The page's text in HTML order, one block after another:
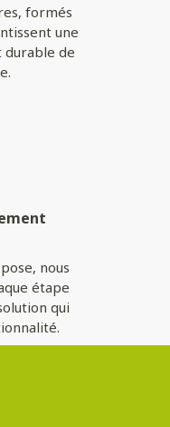
formés
une
durable de
nous
étape
qui